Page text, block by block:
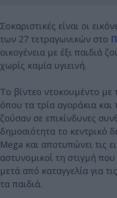
Σοκαριστικές είναι οι
των 27 τετραγωνικών στο
οικογένεια με έξι παιδιά
χωρίς καμία υγιεινή.
Το βίντεο ντοκουμέντο με
όπου τα τρία αγοράκια και
ζούσαν σε επικίνδυνες
δημοσιότητα το κεντρικό
Mega και αποτυπώνει τις
αστυνομικοί τη στιγμή
μετά από καταγγελία για
τα παιδιά.